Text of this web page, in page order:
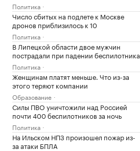
Политика
Число сбитых на подлете к Москве
дронов приблизилось к 10
Политика
В Липецкой области двое мужчин
пострадали при падении беспилотника
Политика
Женщинам платят меньше. Что из-за
этого теряют компании
Образование
Силы ПВО уничтожили над Россией
почти 400 беспилотников за ночь
Политика
На Ильском НПЗ произошел пожар из-
за атаки БПЛА